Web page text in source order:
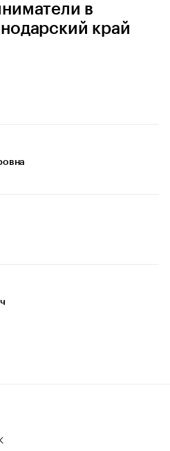
в
край